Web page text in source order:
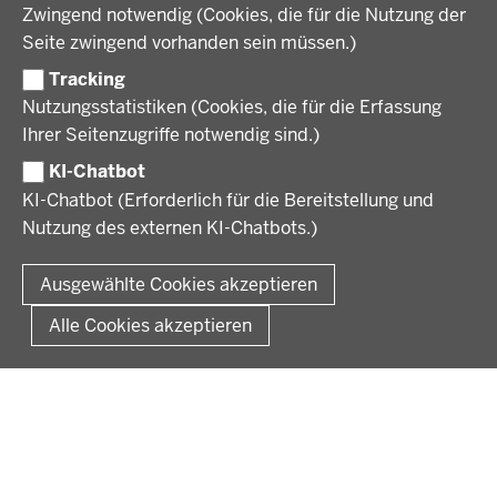
Zwingend notwendig (Cookies, die für die Nutzung der
Seite zwingend vorhanden sein müssen.)
Tracking
Nutzungsstatistiken (Cookies, die für die Erfassung
Ihrer Seitenzugriffe notwendig sind.)
KI-Chatbot
KI-Chatbot (Erforderlich für die Bereitstellung und
Nutzung des externen KI-Chatbots.)
Ausgewählte Cookies akzeptieren
Alle Cookies akzeptieren
Geschichte und Gegenwart
Behördenleitung
Organisation
Förderlotsinnen und Förderlotsen
KARRIERE UND AUSBILDUNG
Stellenangebote
Ausbildung
Volljurist:in
Praktikum
Stellenangebote im Schulbereich
VERFAHREN UND BEKANNTMACHUNGEN
Amtsblatt
Verfahrensübersichten
PRESSE
Pressemitteilungen
Podcast
© 2026 Bezirksregierung Münster
Fußzeile
Impressum Datenschutz Rechtliche Hinweise
Kurzlink zu dieser Seite